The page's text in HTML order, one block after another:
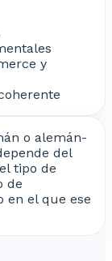
y
o alemán-
del
tipo de
de
en el que ese